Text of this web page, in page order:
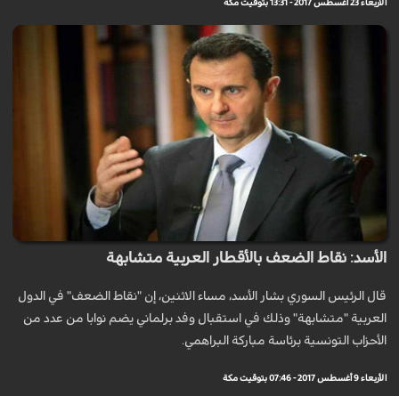
الأربعاء 23 أغسطس 2017 - 13:31 بتوقيت مكة
الأسد: نقاط الضعف بالأقطار العربية متشابهة
قال الرئيس السوري بشار الأسد، مساء الاثنين، إن "نقاط الضعف" في الدول
العربية "متشابهة" وذلك في استقبال وفد برلماني يضم نوابا من عدد من
الأحزاب التونسية برئاسة مباركة البراهمي.
الأربعاء 9 أغسطس 2017 - 07:46 بتوقيت مكة